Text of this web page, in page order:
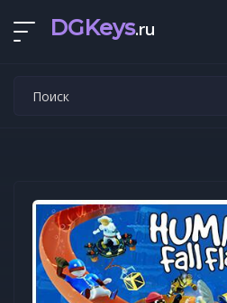
DGKeys.ru